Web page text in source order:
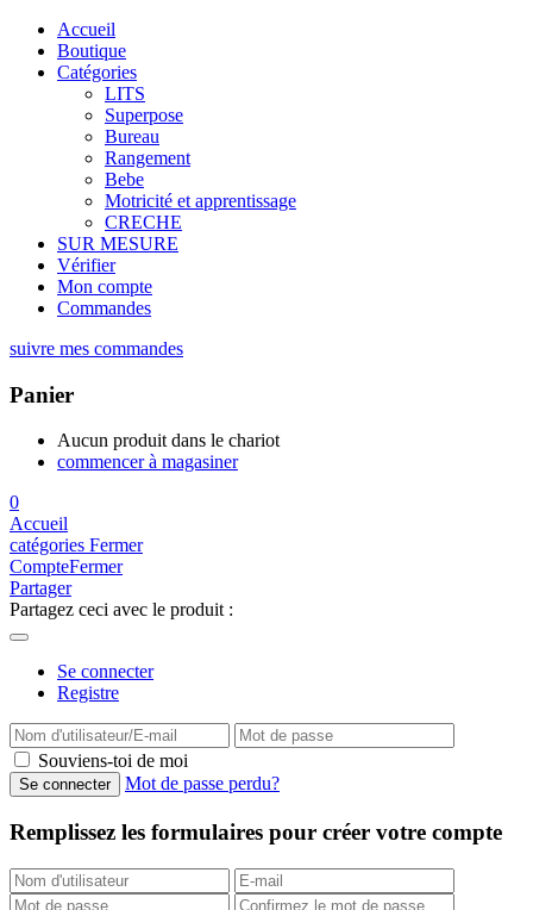
Accueil
Boutique
Catégories
LITS
Superpose
Bureau
Rangement
Bebe
Motricité et apprentissage
CRECHE
SUR MESURE
Vérifier
Mon compte
Commandes
suivre mes commandes
Panier
Aucun produit dans le chariot
commencer à magasiner
0
Accueil
catégories Fermer
CompteFermer
Partager
Partagez ceci avec le produit :
Se connecter
Registre
Souviens-toi de moi
Mot de passe perdu?
Remplissez les formulaires pour créer votre compte